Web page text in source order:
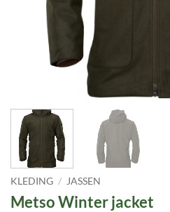
KLEDING / JASSEN
Metso Winter jacket